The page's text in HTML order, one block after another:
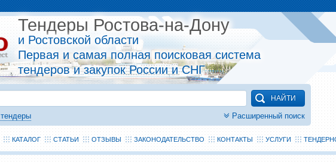
Тендеры Ростова-на-Дону
и Ростовской области
Первая и самая полная поисковая система
тендеров и закупок России и СНГ
Расширенный поиск
КАТАЛОГ СТАТЬИ ОТЗЫВЫ ЗАКОНОДАТЕЛЬСТВО КОНТАКТЫ УСЛУГИ